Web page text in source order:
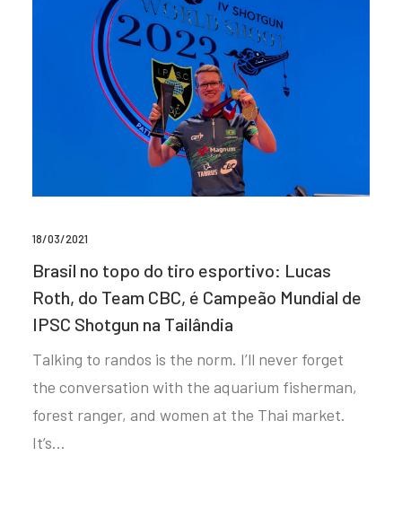
18/03/2021
Brasil no topo do tiro esportivo: Lucas
Roth, do Team CBC, é Campeão Mundial de
IPSC Shotgun na Tailândia
Talking to randos is the norm. I’ll never forget
the conversation with the aquarium fisherman,
forest ranger, and women at the Thai market.
It’s…